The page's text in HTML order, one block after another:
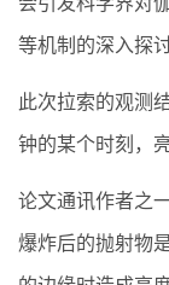
等机制的深入探讨
此次拉索的观测
钟的某个时刻，
论文通讯作者之
爆炸后的抛射物